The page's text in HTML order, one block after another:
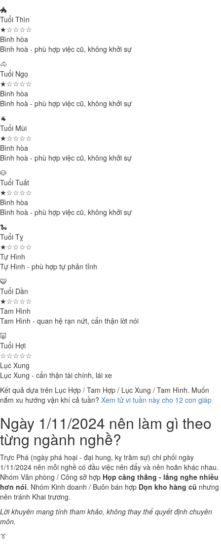
🐲
Tuổi Thìn
★☆☆☆☆
Bình hòa
Bình hoà - phù hợp việc cũ, không khởi sự
🐴
Tuổi Ngọ
★☆☆☆☆
Bình hòa
Bình hoà - phù hợp việc cũ, không khởi sự
🐐
Tuổi Mùi
★☆☆☆☆
Bình hòa
Bình hoà - phù hợp việc cũ, không khởi sự
🐶
Tuổi Tuất
★☆☆☆☆
Bình hòa
Bình hoà - phù hợp việc cũ, không khởi sự
🐍
Tuổi Tỵ
★☆☆☆☆
Tự Hình
Tự Hình - phù hợp tự phản tỉnh
🐯
Tuổi Dần
★☆☆☆☆
Tam Hình
Tam Hình - quan hệ rạn nứt, cẩn thận lời nói
🐷
Tuổi Hợi
☆☆☆☆☆
Lục Xung
Lục Xung - cẩn thận tài chính, lái xe
Kết quả dựa trên Lục Hợp / Tam Hợp / Lục Xung / Tam Hình. Muốn
nắm xu hướng vận khí cả tuần? Xem tử vi tuần này cho 12 con giáp
Ngày 1/11/2024 nên làm gì theo
từng ngành nghề?
Trực Phá (ngày phá hoại - đại hung, kỵ trăm sự) chi phối ngày
1/11/2024 nên mỗi nghề có đầu việc nên đẩy và nên hoãn khác nhau.
Nhóm Văn phòng / Công sở hợp Họp căng thẳng - lắng nghe nhiều
hơn nói. Nhóm Kinh doanh / Buôn bán hợp Dọn kho hàng cũ nhưng
nên tránh Khai trương.
Lời khuyên mang tính tham khảo, không thay thế quyết định chuyên
môn.
👔